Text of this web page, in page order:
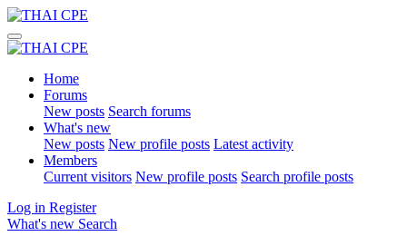
Home
Forums
New posts Search forums
What's new
New posts New profile posts Latest activity
Members
Current visitors New profile posts Search profile posts
Log in Register
What's new Search